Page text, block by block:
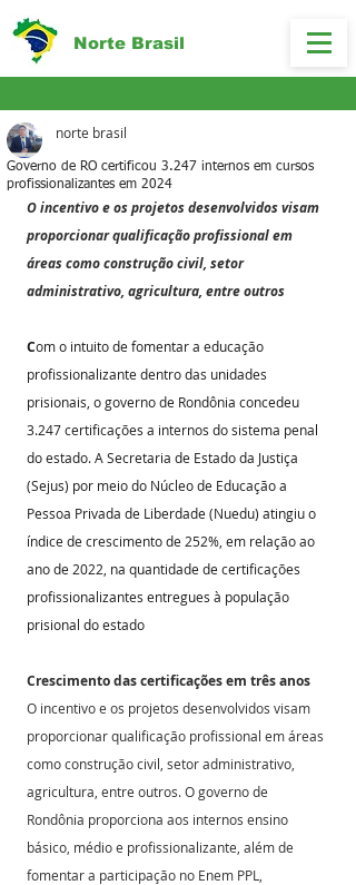
Norte Brasil
Governo de RO certificou 3.247 internos em cursos
profissionalizantes em 2024
norte brasil
O incentivo e os projetos desenvolvidos visam
proporcionar qualificação profissional em
áreas como construção civil, setor
administrativo, agricultura, entre outros
Com o intuito de fomentar a educação
profissionalizante dentro das unidades
prisionais, o governo de Rondônia concedeu
3.247 certificações a internos do sistema penal
do estado. A Secretaria de Estado da Justiça
(Sejus) por meio do Núcleo de Educação a
Pessoa Privada de Liberdade (Nuedu) atingiu o
índice de crescimento de 252%, em relação ao
ano de 2022, na quantidade de certificações
profissionalizantes entregues à população
prisional do estado
Crescimento das certificações em três anos
O incentivo e os projetos desenvolvidos visam
proporcionar qualificação profissional em áreas
como construção civil, setor administrativo,
agricultura, entre outros. O governo de
Rondônia proporciona aos internos ensino
básico, médio e profissionalizante, além de
fomentar a participação no Enem PPL,